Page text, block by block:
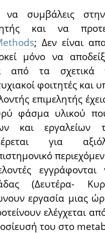
να συμβάλεις
και να
; Δεν είναι
μόνο να
από τα σχετικά
φοιτητές και
επιμελητής
φάσμα υλικού
και
για
(Δευτέρα-
εργασία μιας
ελέγχεται
του στο